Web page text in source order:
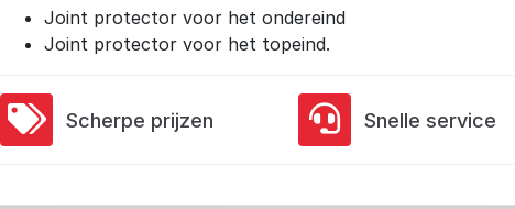
Joint protector voor het ondereind
Joint protector voor het topeind.
Scherpe prijzen Snelle service